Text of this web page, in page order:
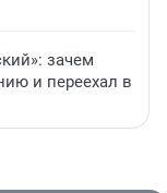
зачем
и переехал в